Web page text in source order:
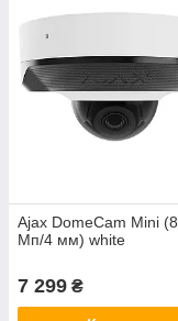
Ajax DomeCam Mini (8
Мп/4 мм) white
7 299 ₴